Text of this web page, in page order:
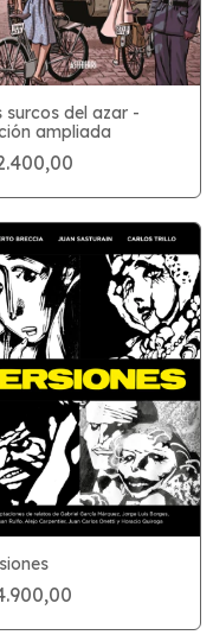
surcos del azar -
ampliada